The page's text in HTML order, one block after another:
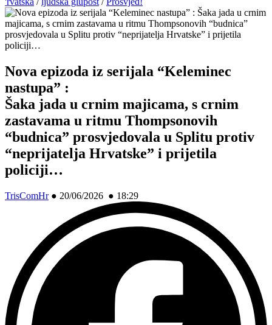
Nova epizoda iz serijala “Keleminec
nastupa” :
Šaka jada u crnim majicama, s crnim
zastavama u ritmu Thompsonovih
“budnica” prosvjedovala u Splitu protiv
“neprijatelja Hrvatske” i prijetila
policiji…
TrisComHr● 20/06/2026 ● 18:29